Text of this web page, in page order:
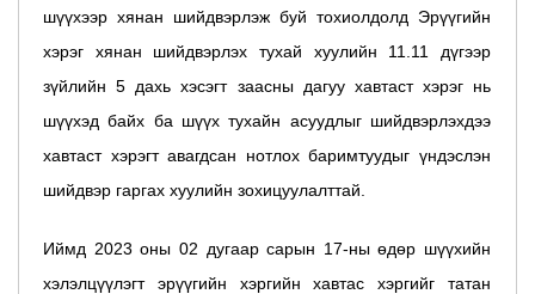
шүүхээр хянан шийдвэрлэж буй тохиолдолд Эрүүгийн
хэрэг хянан шийдвэрлэх тухай хуулийн 11.11 дүгээр
зүйлийн 5 дахь хэсэгт заасны дагуу хавтаст хэрэг нь
шүүхэд байх ба шүүх тухайн асуудлыг шийдвэрлэхдээ
хавтаст хэрэгт авагдсан нотлох баримтуудыг үндэслэн
шийдвэр гаргах хуулийн зохицуулалттай.
Иймд 2023 оны 02 дугаар сарын 17-ны өдөр шүүхийн
хэлэлцүүлэгт эрүүгийн хэргийн хавтас хэргийг татан